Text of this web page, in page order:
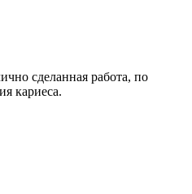
сделанная работа, по
кариеса.